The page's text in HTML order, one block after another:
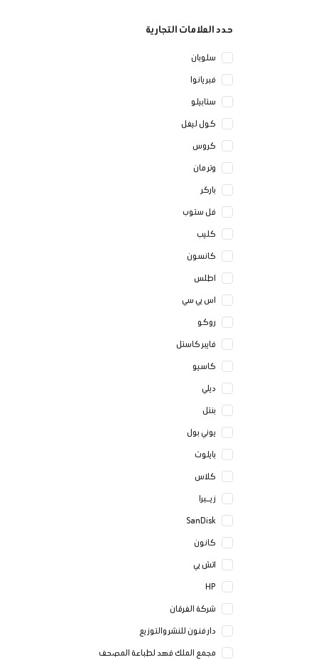
حدد العلامات التجارية
سلوبان
فبريانوا
ستابيلو
كول ليفل
كروس
وتر مان
باركر
فل ستوب
كليب
كانسون
اطلس
اس بي سي
روكو
فايبر كاستل
كاسيو
ديلي
بنتل
يوني بول
بايلوت
كلاس
زيــبرا
SanDisk
كانون
اتش بي
HP
شركة الفرقان
دار فنون للنشر والتوزيع
مجمع الملك فهد لطباعة المصحف